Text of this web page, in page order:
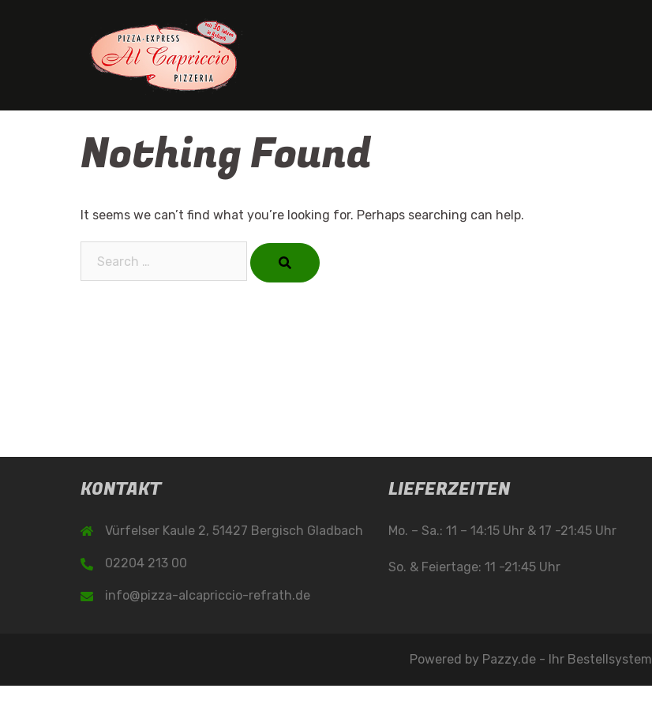
Nothing Found
It seems we can’t find what you’re looking for. Perhaps searching can help.
KONTAKT
Vürfelser Kaule 2, 51427 Bergisch Gladbach
02204 213 00
info@pizza-alcapriccio-refrath.de
LIEFERZEITEN
Mo. – Sa.: 11 – 14:15 Uhr & 17 -21:45 Uhr
So. & Feiertage: 11 -21:45 Uhr
Powered by Pazzy.de - Ihr Bestellsystem